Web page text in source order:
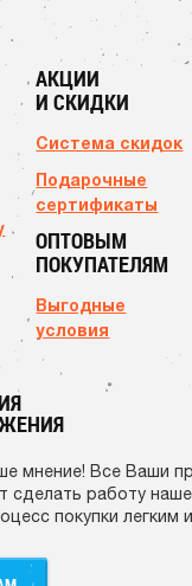
АКЦИИ
И СКИДКИ
Система скидок
Подарочные
сертификаты
ОПТОВЫМ
ПОКУПАТЕЛЯМ
Выгодные
условия
мнение! Все Ваши
сделать работу
покупки легким